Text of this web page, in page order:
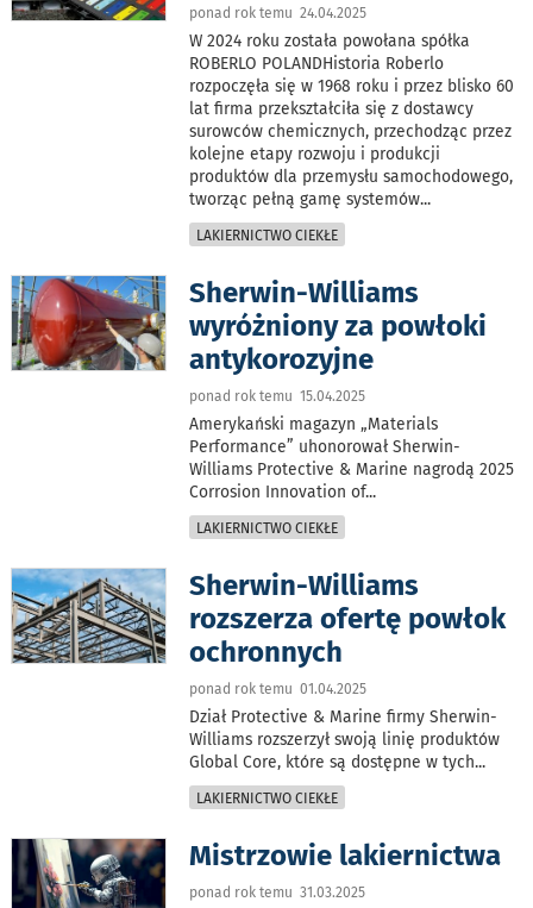
ponad rok temu 24.04.2025
W 2024 roku została powołana spółka
ROBERLO POLANDHistoria Roberlo
rozpoczęła się w 1968 roku i przez blisko 60
lat firma przekształciła się z dostawcy
surowców chemicznych, przechodząc przez
kolejne etapy rozwoju i produkcji
produktów dla przemysłu samochodowego,
tworząc pełną gamę systemów...
LAKIERNICTWO CIEKŁE
Sherwin-Williams
wyróżniony za powłoki
antykorozyjne
ponad rok temu 15.04.2025
Amerykański magazyn „Materials
Performance” uhonorował Sherwin-
Williams Protective & Marine nagrodą 2025
Corrosion Innovation of...
LAKIERNICTWO CIEKŁE
Sherwin-Williams
rozszerza ofertę powłok
ochronnych
ponad rok temu 01.04.2025
Dział Protective & Marine firmy Sherwin-
Williams rozszerzył swoją linię produktów
Global Core, które są dostępne w tych...
LAKIERNICTWO CIEKŁE
Mistrzowie lakiernictwa
ponad rok temu 31.03.2025